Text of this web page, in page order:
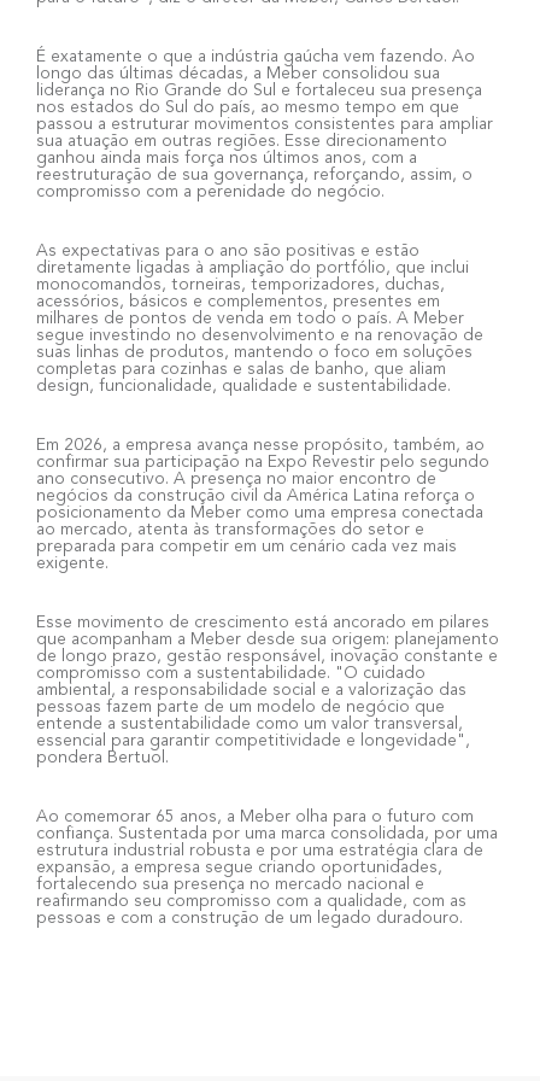
É exatamente o que a indústria gaúcha vem fazendo. Ao
longo das últimas décadas, a Meber consolidou sua
liderança no Rio Grande do Sul e fortaleceu sua presença
nos estados do Sul do país, ao mesmo tempo em que
passou a estruturar movimentos consistentes para ampliar
sua atuação em outras regiões. Esse direcionamento
ganhou ainda mais força nos últimos anos, com a
reestruturação de sua governança, reforçando, assim, o
compromisso com a perenidade do negócio.
As expectativas para o ano são positivas e estão
diretamente ligadas à ampliação do portfólio, que inclui
monocomandos, torneiras, temporizadores, duchas,
acessórios, básicos e complementos, presentes em
milhares de pontos de venda em todo o país. A Meber
segue investindo no desenvolvimento e na renovação de
suas linhas de produtos, mantendo o foco em soluções
completas para cozinhas e salas de banho, que aliam
design, funcionalidade, qualidade e sustentabilidade.
Em 2026, a empresa avança nesse propósito, também, ao
confirmar sua participação na Expo Revestir pelo segundo
ano consecutivo. A presença no maior encontro de
negócios da construção civil da América Latina reforça o
posicionamento da Meber como uma empresa conectada
ao mercado, atenta às transformações do setor e
preparada para competir em um cenário cada vez mais
exigente.
Esse movimento de crescimento está ancorado em pilares
que acompanham a Meber desde sua origem: planejamento
de longo prazo, gestão responsável, inovação constante e
compromisso com a sustentabilidade. "O cuidado
ambiental, a responsabilidade social e a valorização das
pessoas fazem parte de um modelo de negócio que
entende a sustentabilidade como um valor transversal,
essencial para garantir competitividade e longevidade",
pondera Bertuol.
Ao comemorar 65 anos, a Meber olha para o futuro com
confiança. Sustentada por uma marca consolidada, por uma
estrutura industrial robusta e por uma estratégia clara de
expansão, a empresa segue criando oportunidades,
fortalecendo sua presença no mercado nacional e
reafirmando seu compromisso com a qualidade, com as
pessoas e com a construção de um legado duradouro.